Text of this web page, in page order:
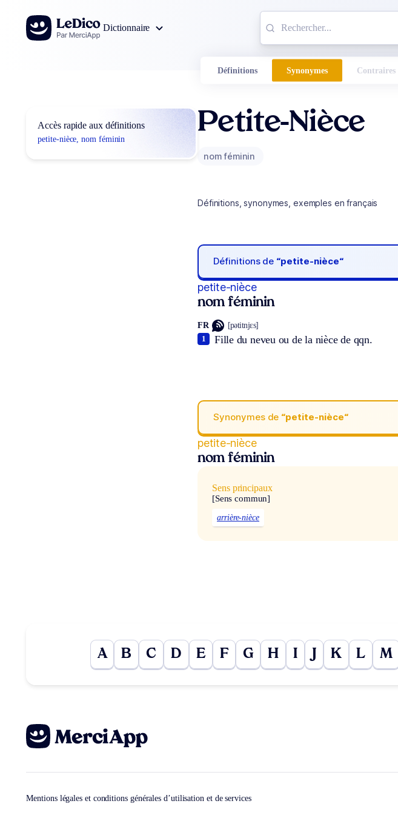
Aller au contenu
Dictionnaire
Définitions Synonymes Contraires
Accès rapide aux définitions
petite-nièce, nom féminin
Petite-Nièce
nom féminin
Définitions, synonymes, exemples en français
Définitions de “petite-nièce“
petite-nièce
nom féminin
FR [pətitnjɛs]
Fille du neveu ou de la nièce de qqn.
1
Synonymes de “petite-nièce“
petite-nièce
nom féminin
Sens principaux
[Sens commun]
arrière-nièce
A B C D E F G H I J K L M
Mentions légales et conditions générales d’utilisation et de services